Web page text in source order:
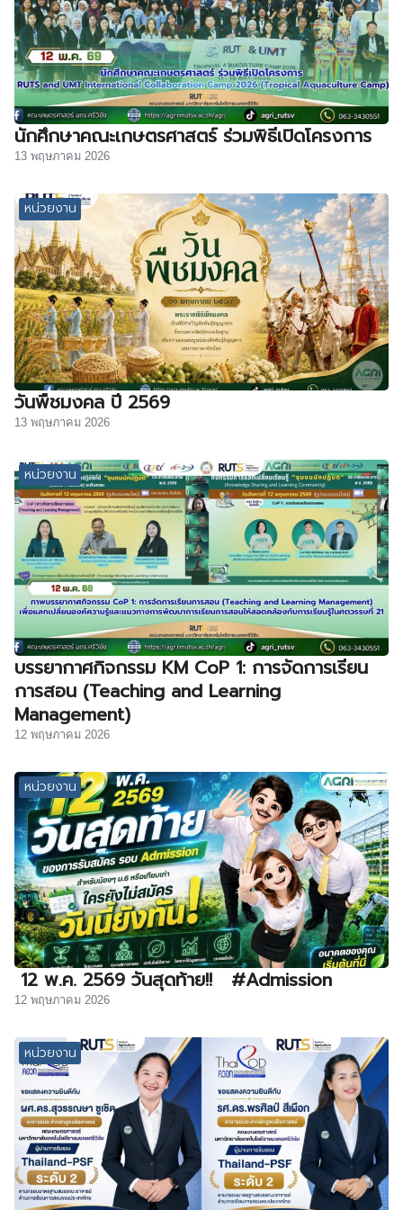
นักศึกษาคณะเกษตรศาสตร์ ร่วมพิธีเปิดโครงการ
13 พฤษภาคม 2026
หน่วยงาน
วันพืชมงคล ปี 2569
13 พฤษภาคม 2026
หน่วยงาน
บรรยากาศกิจกรรม KM CoP 1: การจัดการเรียน
การสอน (Teaching and Learning
Management)
12 พฤษภาคม 2026
หน่วยงาน
12 พ.ค. 2569 วันสุดท้าย!! #Admission
12 พฤษภาคม 2026
หน่วยงาน